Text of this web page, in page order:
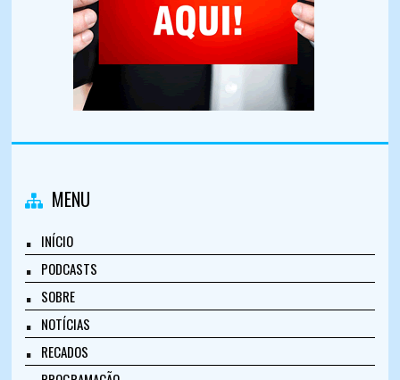
MENU
INÍCIO
PODCASTS
SOBRE
NOTÍCIAS
RECADOS